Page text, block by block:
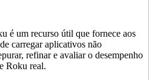
é um recurso útil que fornece aos
carregar aplicativos não
refinar e avaliar o desempenho
Roku real.